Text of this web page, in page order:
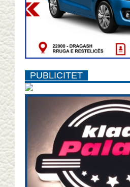
PUBLICITET